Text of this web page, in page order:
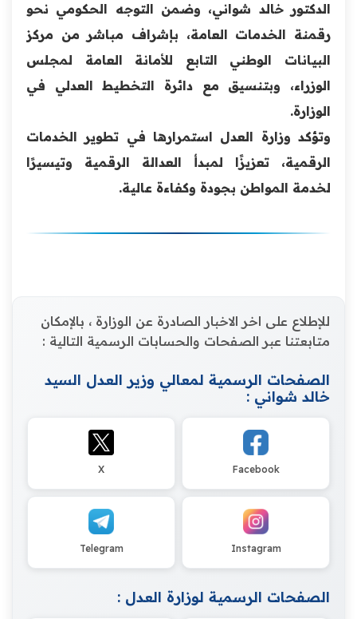
الدكتور خالد شواني، وضمن التوجه الحكومي نحو
رقمنة الخدمات العامة، بإشراف مباشر من مركز
البيانات الوطني التابع للأمانة العامة لمجلس
الوزراء، وبتنسيق مع دائرة التخطيط العدلي في
الوزارة.
وتؤكد وزارة العدل استمرارها في تطوير الخدمات
الرقمية، تعزيزًا لمبدأ العدالة الرقمية وتيسيرًا
لخدمة المواطن بجودة وكفاءة عالية.
للإطلاع على اخر الاخبار الصادرة عن الوزارة ، بالإمكان
متابعتنا عبر الصفحات والحسابات الرسمية التالية :
الصفحات الرسمية لمعالي وزير العدل السيد
خالد شواني :
Facebook
X
Instagram
Telegram
الصفحات الرسمية لوزارة العدل :